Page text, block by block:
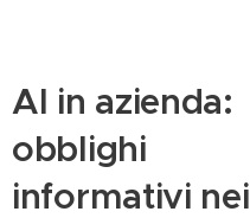
AI in azienda:
obblighi
informativi nei